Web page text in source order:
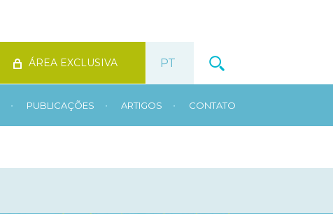
ÁREA EXCLUSIVA
• PUBLICAÇÕES • ARTIGOS • CONTATO